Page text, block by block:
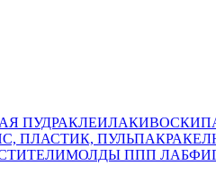
ПУДРАКЛЕИЛАКИВОСКИ
ПЛАСТИК, ПУЛЬПА
МОЛДЫ ППП ЛАБ